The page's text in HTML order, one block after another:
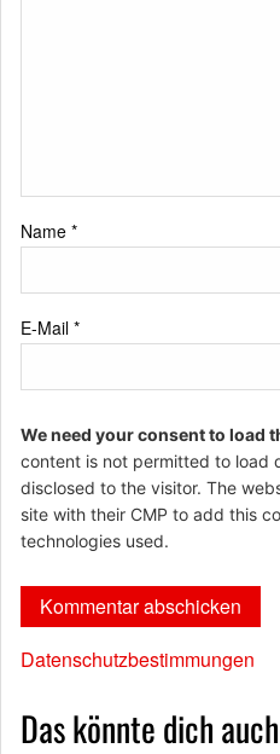
Name *
E-Mail *
We need your consent to load
content is not permitted to load
disclosed to the visitor. The
site with their CMP to add this
technologies used.
Datenschutzbestimmungen
Das könnte dich